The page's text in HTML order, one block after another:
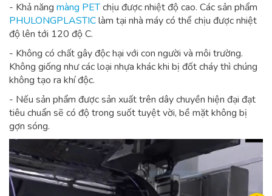
- Khả năng màng PETchịu được nhiệt độ cao. Các sản phẩm
PHULONGPLASTIClàm tại nhà máy có thể chịu được nhiệt
độ lên tới 120 độ C.
- Không có chất gây độc hại với con người và môi trường.
Không giống như các loại nhựa khác khi bị đốt cháy thì chúng
không tạo ra khí độc.
- Nếu sản phẩm được sản xuất trên dây chuyền hiện đại đạt
tiêu chuẩn sẽ có độ trong suốt tuyệt vời, bề mặt không bị
gợn sóng.